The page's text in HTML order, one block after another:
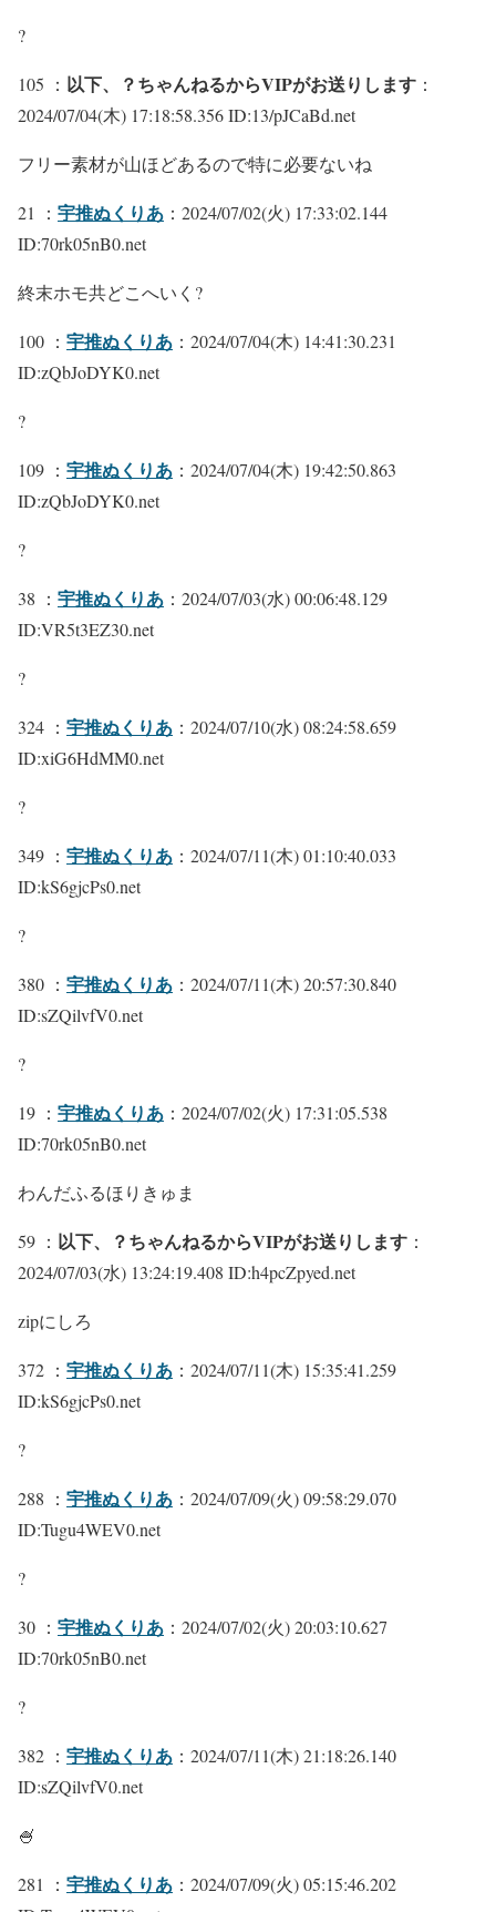
?
105 ： 以下、？ちゃんねるからVIPがお送りします ：
2024/07/04(木) 17:18:58.356 ID:13/pJCaBd.net
フリー素材が山ほどあるので特に必要ないね
21 ： 宇推ぬくりあ ：2024/07/02(火) 17:33:02.144
ID:70rk05nB0.net
終末ホモ共どこへいく?
100 ： 宇推ぬくりあ ：2024/07/04(木) 14:41:30.231
ID:zQbJoDYK0.net
?
109 ： 宇推ぬくりあ ：2024/07/04(木) 19:42:50.863
ID:zQbJoDYK0.net
?
38 ： 宇推ぬくりあ ：2024/07/03(水) 00:06:48.129
ID:VR5t3EZ30.net
?
324 ： 宇推ぬくりあ ：2024/07/10(水) 08:24:58.659
ID:xiG6HdMM0.net
?
349 ： 宇推ぬくりあ ：2024/07/11(木) 01:10:40.033
ID:kS6gjcPs0.net
?
380 ： 宇推ぬくりあ ：2024/07/11(木) 20:57:30.840
ID:sZQilvfV0.net
?
19 ： 宇推ぬくりあ ：2024/07/02(火) 17:31:05.538
ID:70rk05nB0.net
わんだふるほりきゅま
59 ： 以下、？ちゃんねるからVIPがお送りします ：
2024/07/03(水) 13:24:19.408 ID:h4pcZpyed.net
zipにしろ
372 ： 宇推ぬくりあ ：2024/07/11(木) 15:35:41.259
ID:kS6gjcPs0.net
?
288 ： 宇推ぬくりあ ：2024/07/09(火) 09:58:29.070
ID:Tugu4WEV0.net
?
30 ： 宇推ぬくりあ ：2024/07/02(火) 20:03:10.627
ID:70rk05nB0.net
?
382 ： 宇推ぬくりあ ：2024/07/11(木) 21:18:26.140
ID:sZQilvfV0.net
🍧
281 ： 宇推ぬくりあ ：2024/07/09(火) 05:15:46.202